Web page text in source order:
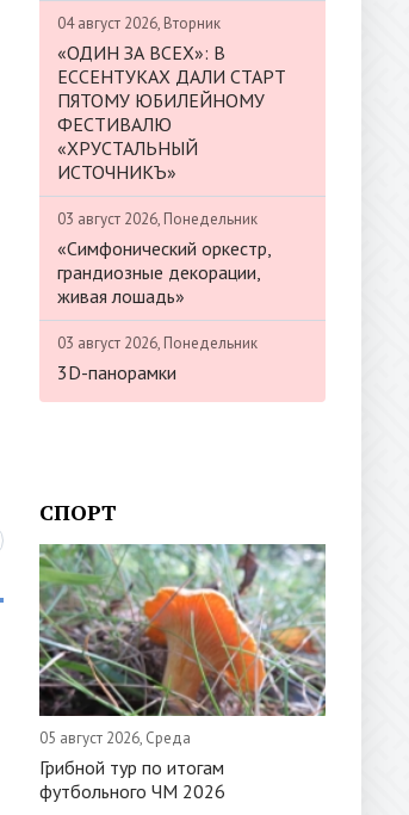
04 август 2026, Вторник
«ОДИН ЗА ВСЕХ»: В
ЕССЕНТУКАХ ДАЛИ СТАРТ
ПЯТОМУ ЮБИЛЕЙНОМУ
ФЕСТИВАЛЮ
«ХРУСТАЛЬНЫЙ
ИСТОЧНИКЪ»
03 август 2026, Понедельник
«Симфонический оркестр,
грандиозные декорации,
живая лошадь»
03 август 2026, Понедельник
3D-панорамки
СПОРТ
05 август 2026, Среда
Грибной тур по итогам
футбольного ЧМ 2026